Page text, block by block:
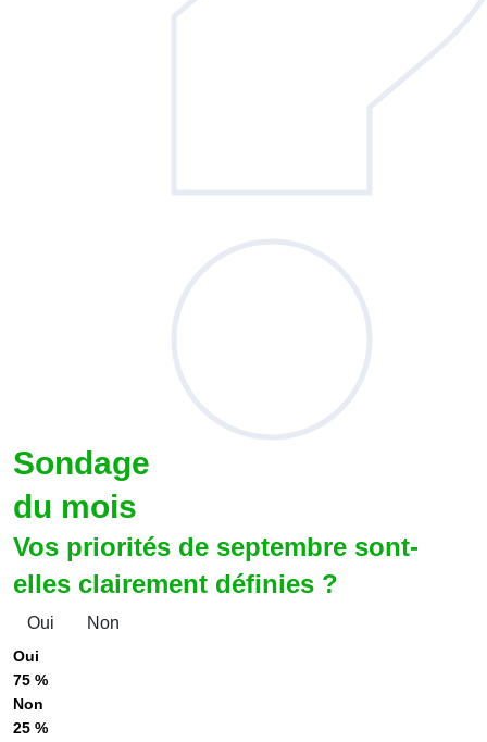
Sondage
du mois
Vos priorités de septembre sont-
elles clairement définies ?
Oui Non
Oui
75 %
Non
25 %